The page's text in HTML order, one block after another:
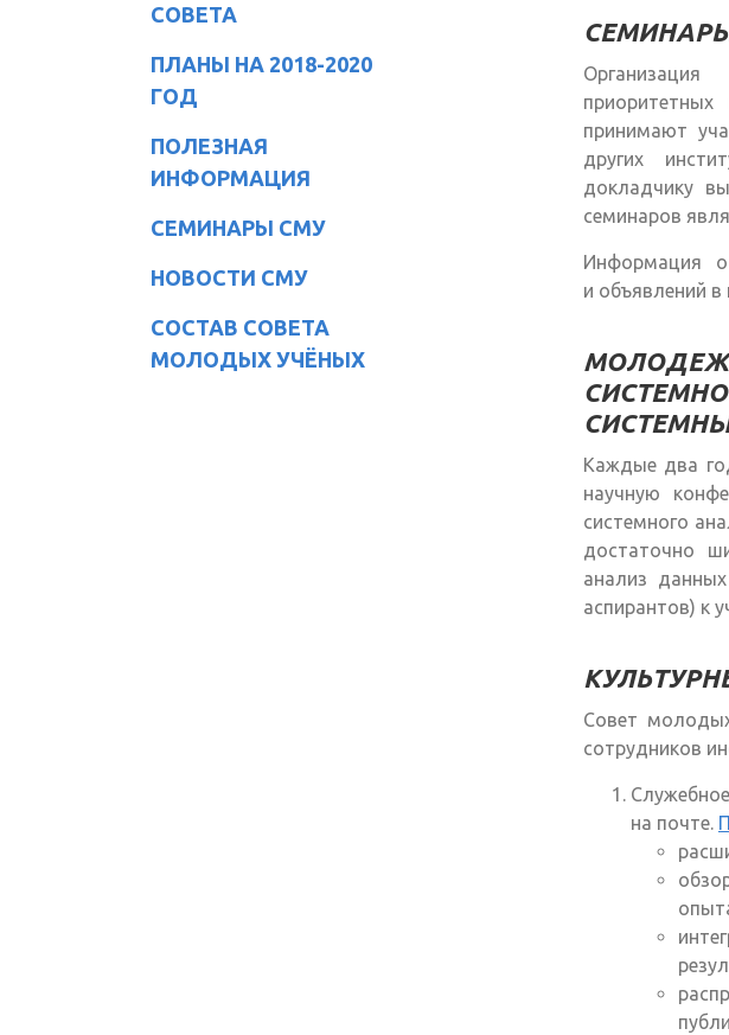
СОВЕТА
ПЛАНЫ НА 2018-2020
ГОД
ПОЛЕЗНАЯ
ИНФОРМАЦИЯ
СЕМИНАРЫ СМУ
НОВОСТИ СМУ
СОСТАВ СОВЕТА
МОЛОДЫХ УЧЁНЫХ
принимают
других
докладчику
семинаров
Информация
и объявлений
Каждые два
научную
системного
достаточно
анализ
аспирантов) к
Совет
сотрудников
на почте.